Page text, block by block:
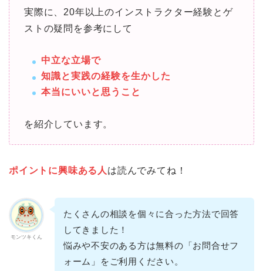
実際に、20年以上のインストラクター経験とゲ
ストの疑問を参考にして
中立な立場で
知識と実践の経験を生かした
本当にいいと思うこと
を紹介しています。
ポイントに興味ある人 は読んでみてね！
モンツキくん
たくさんの相談を個々に合った方法で回答
してきました！
悩みや不安のある方は無料の「お問合せフ
ォーム」をご利用ください。